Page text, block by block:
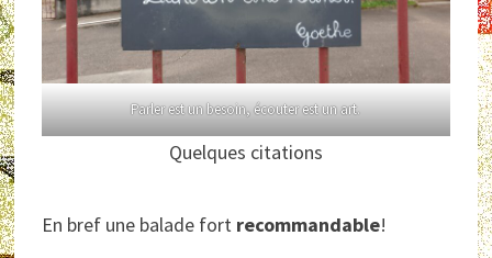
Parler est un besoin, écouter est un art.
Quelques citations
En bref une balade fort recommandable!